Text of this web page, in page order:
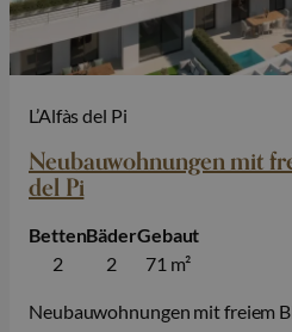
L’Alfàs del Pi
Neubauwohnungen mit
del Pi
2
Betten
2
Bäder
71 m²
Gebaut
Neubauwohnungen mit freiem